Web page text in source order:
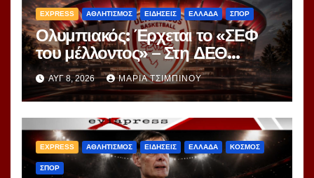
EXPRESS ΑΘΛΗΤΙΣΜΟΣ ΕΙΔΗΣΕΙΣ ΕΛΛΑΔΑ ΣΠΟΡ
Ολυμπιακός: Έρχεται το «ΣΕΦ
του μέλλοντος» – Στη ΔΕΘ
αποκαλύπτεται το μεγάλο
project 40ετίας
ΑΥΓ 8, 2026 ΜΑΡΊΑ ΤΣΙΜΠΙΝΟΎ
EXPRESS ΑΘΛΗΤΙΣΜΟΣ ΕΙΔΗΣΕΙΣ ΕΛΛΑΔΑ ΚΟΣΜΟΣ
ΣΠΟΡ